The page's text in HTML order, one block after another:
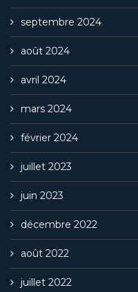
septembre 2024
août 2024
avril 2024
mars 2024
février 2024
juillet 2023
juin 2023
décembre 2022
août 2022
juillet 2022